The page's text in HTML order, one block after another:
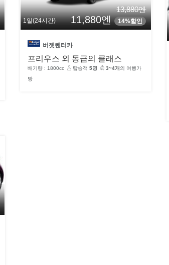
1일(24시간)
13,880엔
11,880엔 14%할인
버젯렌터카
프리우스 외 동급의 클래스
배기량 : 1800cc 탑승객5명 3~4개 의 여행가
방